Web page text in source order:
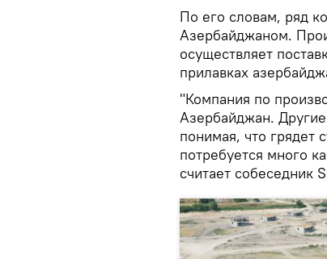
По его словам, ряд
Азербайджаном.
осуществляет
прилавках
"Компания по
Азербайджан. Другие
понимая, что грядет
потребуется много
считает собеседник